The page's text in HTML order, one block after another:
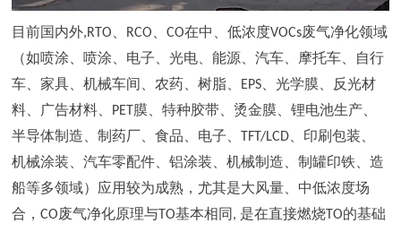
目前国内外,RTO、 RCO、CO在中、低浓度VOCs废气净化领域
（如喷涂、喷涂、电子、光电、能源、汽车、摩托车、自行
车、家具、机械车间、农药、树脂、 EPS、光学膜、反光材
料、广告材料、 PE 膜、特种胶带、烫金膜、锂电池生产、
半导体制造、制药厂、食品、电子、 TFT/LCD、印刷包装、
机械涂装、汽车零配件、铝涂装、机械制造、制罐印铁、造
船等多领域）应用较为成熟，尤其是大风量、中低浓度场
合 ，CO废气净化原理与 TO基本相 同 , 是在 直接燃烧 TO的基础